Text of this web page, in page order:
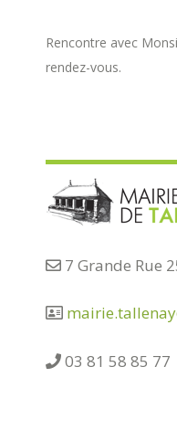
Rencontre avec
rendez-vous.
7 Grande Rue
03 81 58 85 77